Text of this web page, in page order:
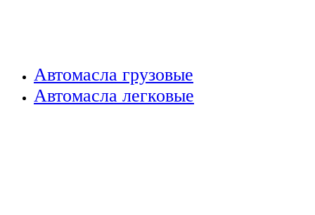
Автомасла грузовые
Автомасла легковые